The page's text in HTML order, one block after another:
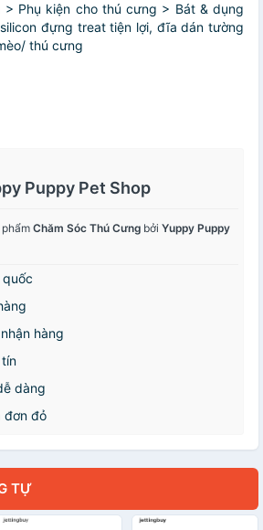
> Phụ kiện cho thú cưng > Bát & dụng
đựng treat tiện lợi, đĩa dán tường
thú cưng
Puppy Pet Shop
Chăm Sóc Thú Cưng bởi Yuppy Puppy
quốc
hàng
dàng
đơn đỏ
TỰ